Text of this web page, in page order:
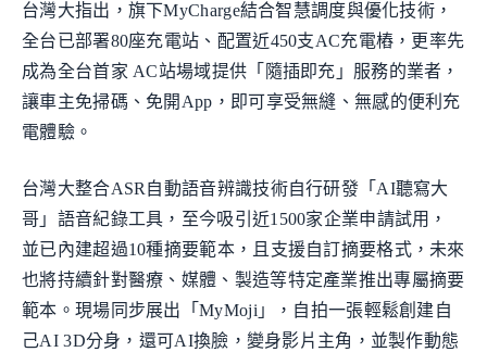
台灣大指出，旗下MyCharge結合智慧調度與優化技術，
全台已部署80座充電站、配置近450支AC充電樁，更率先
成為全台首家 AC站場域提供「隨插即充」服務的業者，
讓車主免掃碼、免開App，即可享受無縫、無感的便利充
電體驗。
台灣大整合ASR自動語音辨識技術自行研發「AI聽寫大
哥」語音紀錄工具，至今吸引近1500家企業申請試用，
並已內建超過10種摘要範本，且支援自訂摘要格式，未來
也將持續針對醫療、媒體、製造等特定產業推出專屬摘要
範本。現場同步展出「MyMoji」，自拍一張輕鬆創建自
己AI 3D分身，還可AI換臉，變身影片主角，並製作動態